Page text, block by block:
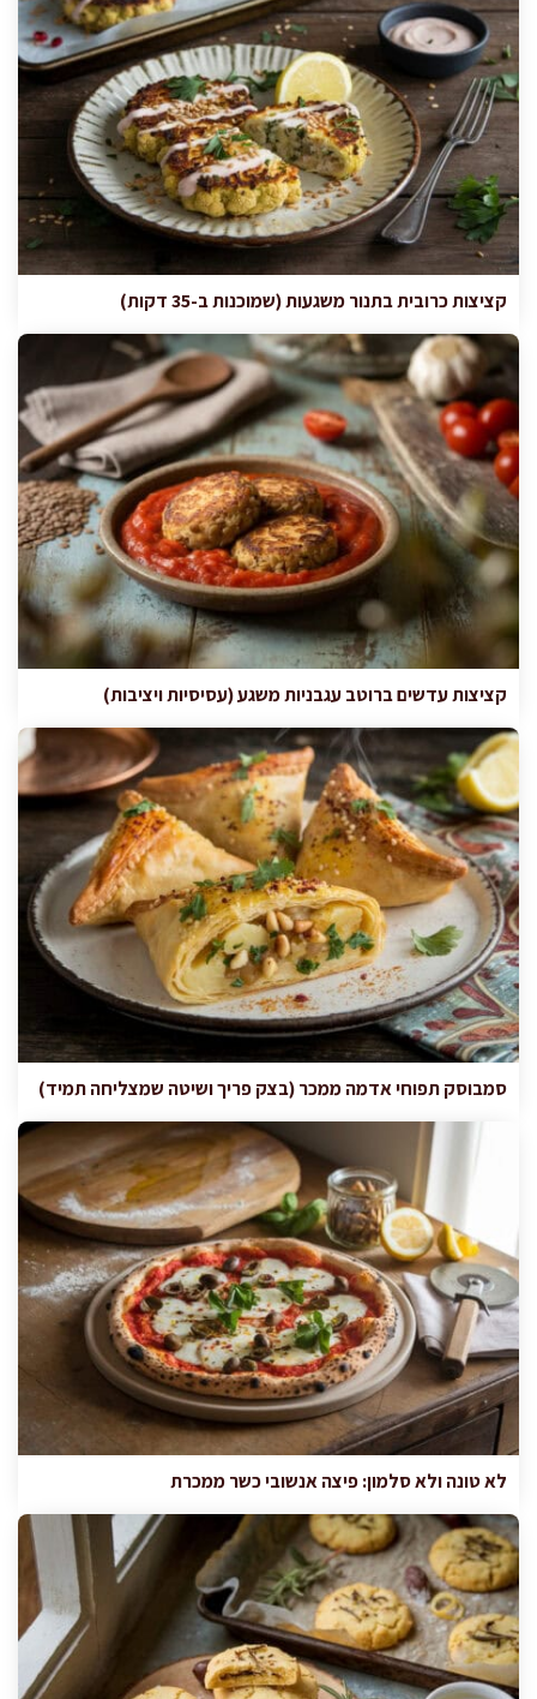
קציצות כרובית בתנור משגעות (שמוכנות ב-35 דקות)
קציצות עדשים ברוטב עגבניות משגע (עסיסיות ויציבות)
סמבוסק תפוחי אדמה ממכר (בצק פריך ושיטה שמצליחה תמיד)
לא טונה ולא סלמון: פיצה אנשובי כשר ממכרת